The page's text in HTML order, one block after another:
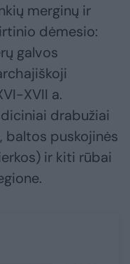
merginų ir
dėmesio:
galvos
XVII a.
drabužiai
baltos puskojinės
ir kiti rūbai